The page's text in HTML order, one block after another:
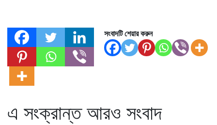
সংবাদটি শেয়ার করুন
এ সংক্রান্ত আরও সংবাদ